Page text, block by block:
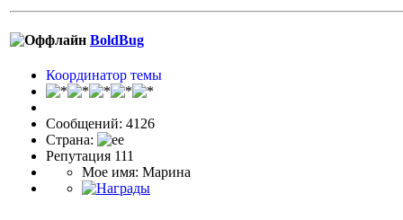
BoldBug
Координатор темы
Сообщений: 4126
Страна:
Репутация 111
Мое имя: Марина